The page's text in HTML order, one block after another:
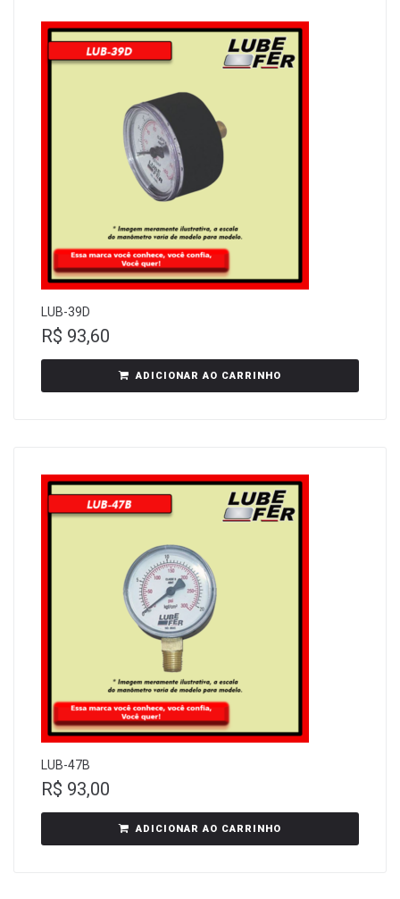
LUB-39D
R$ 93,60
ADICIONAR AO CARRINHO
LUB-47B
R$ 93,00
ADICIONAR AO CARRINHO